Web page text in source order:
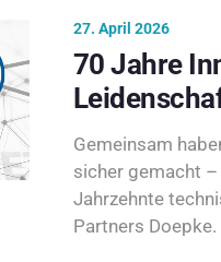
27. April 2026
70 Jahre
Gemeinsam
sicher gemacht
Jahrzehnte
Partners Doepke.